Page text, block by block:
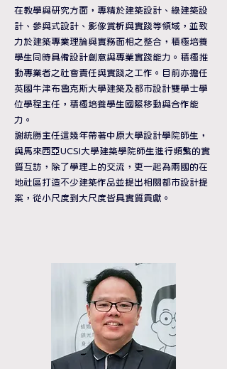
在教學與研究方面，專精於建築設計、綠建築設
計、參與式設計、影像賞析與實踐等領域，並致
力於建築專業理論與實務面相之整合，積極培養
學生同時具備設計創意與專業實踐能力。積極推
動專業者之社會責任與實踐之工作。目前亦擔任
英國牛津布魯克斯大學建築及都市設計雙學士學
位學程主任，積極培養學生國際移動與合作能
力。
謝統勝主任這幾年帶著中原大學設計學院師生，
與馬來西亞UCSI大學建築學院師生進行頻繁的實
質互訪，除了學理上的交流，更一起為兩國的在
地社區打造不少建築作品並提出相關都市設計提
案，從小尺度到大尺度皆具實質貢獻。